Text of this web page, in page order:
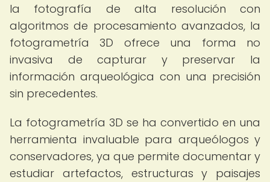
la fotografía de alta resolución con
algoritmos de procesamiento avanzados, la
fotogrametría 3D ofrece una forma no
invasiva de capturar y preservar la
información arqueológica con una precisión
sin precedentes.
La fotogrametría 3D se ha convertido en una
herramienta invaluable para arqueólogos y
conservadores, ya que permite documentar y
estudiar artefactos, estructuras y paisajes